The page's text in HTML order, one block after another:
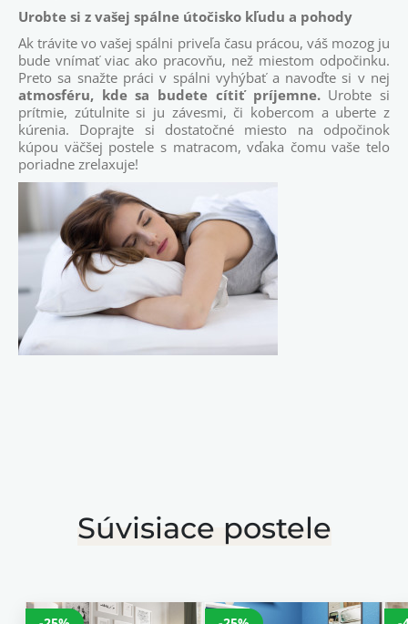
Urobte si z vašej spálne útočisko kľudu a pohody
Ak trávite vo vašej spálni priveľa času prácou, váš mozog ju
bude vnímať viac ako pracovňu, než miestom odpočinku.
Preto sa snažte práci v spálni vyhýbať a navoďte si v nej
atmosféru, kde sa budete cítiť príjemne.Urobte si
prítmie, zútulnite si ju závesmi, či kobercom a uberte z
kúrenia. Doprajte si dostatočné miesto na odpočinok
kúpou väčšej postele s matracom, vďaka čomu vaše telo
poriadne zrelaxuje!
Súvisiace postele